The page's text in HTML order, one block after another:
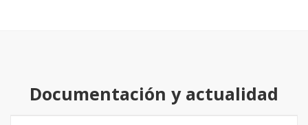
Documentación y actualidad